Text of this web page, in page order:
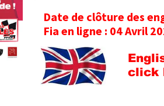
Date de clôture des
Fia en ligne : 04 Avril 2024
English
click